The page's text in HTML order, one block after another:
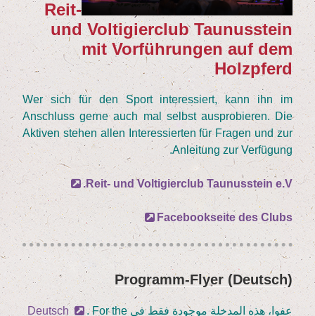
Reit-
und Vol­ti­gier­club Tau­nus­stein
mit Vor­füh­run­gen auf dem
Holzpferd
Wer sich für den Sport inter­es­siert, kann ihn im
Anschluss ger­ne auch mal selbst aus­pro­bie­ren. Die
Akti­ven ste­hen allen Inter­es­sier­ten für Fra­gen und zur
Anlei­tung zur Verfügung.
Reit- und Vol­ti­gier­club Tau­nus­stein e.V.
Face­book­sei­te des Clubs
نُشر
في
(Deutsch) Pro­gramm-Fly­er
عفوا، هذه المدخلة موجودة فقط في Deutsch
. For the